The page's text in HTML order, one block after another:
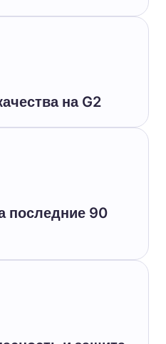
на G2
последние 90